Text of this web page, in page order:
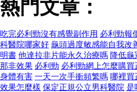
熱門文章：
吃完必利勁沒有感覺副作用 必利勁報
科醫院哪家好 龜頭過度敏感能自我改
明書 他達拉非片能永久治療嗎 降低龜
那非效果 必利勁 必利勁網上怎麼購買
身體有害 一天一次手衝頻繁嗎 哪裡買
效果怎麼樣 保定正規公立男科醫院 是